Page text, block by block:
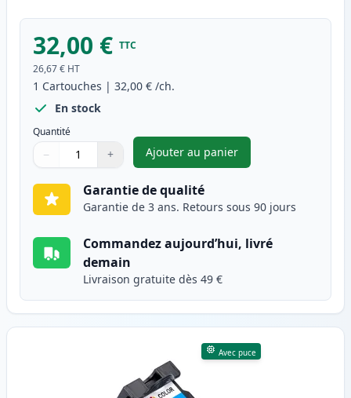
32,00 € TTC
26,67 € HT
1 Cartouches | 32,00 € /ch.
En stock
Quantité
Quantité
Utilisez les boutons pour ajuster
− +
Quantité
Ajouter au panier
,Canon PG-510 cartouche
Garantie de qualité
Garantie de 3 ans. Retours sous 90 jours
Commandez aujourd’hui, livré
demain
Livraison gratuite dès 49 €
Avec puce